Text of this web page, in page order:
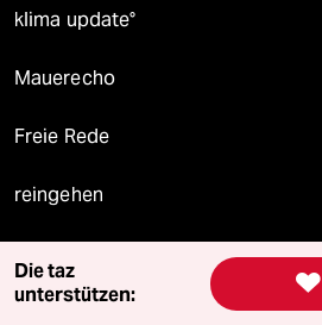
klima update°
Mauerecho
Freie Rede
reingehen
Newsletter

Die taz
unterstützen: